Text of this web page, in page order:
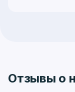
Отзывы о